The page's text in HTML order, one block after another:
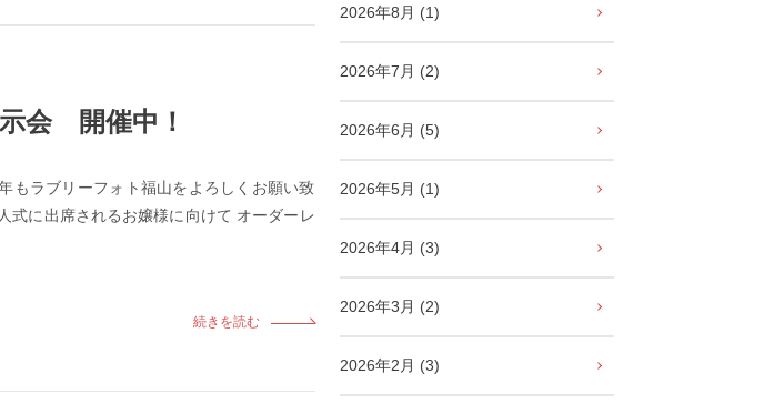
会 開催中！
もラブリーフォト福山をよろしくお願い致
に出席されるお嬢様に向けて オーダーレ
続きを読む
2026年8月 (1)
2026年7月 (2)
2026年6月 (5)
2026年5月 (1)
2026年4月 (3)
2026年3月 (2)
2026年2月 (3)